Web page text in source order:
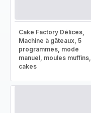
Cake Factory Délices,
Machine à gâteaux, 5
programmes, mode
manuel, moules muffins,
cakes